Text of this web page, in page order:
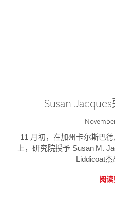
Susan
11 月初，在加州卡尔斯巴
上，研究院授予 Susan M.
Liddicoat杰
阅